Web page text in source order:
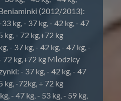
(2012/2013):
kg, - 37 kg, - 42 kg, - 47
kg, - 72 kg,+72 kg
- 37 kg, - 42 kg, - 47 kg, -
72 kg,+72 kg Młodzicy
- 37 kg, - 42 kg, - 47
kg, -72kg, + 72 kg
- 47 kg, - 53 kg, - 59 kg,